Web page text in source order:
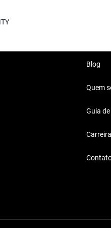
City
Blog
Quem
Guia